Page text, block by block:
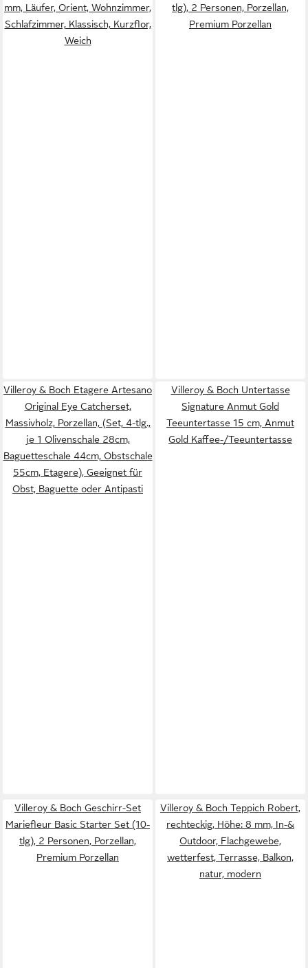
mm, Läufer, Orient, Wohnzimmer,
Schlafzimmer, Klassisch, Kurzflor,
Weich
tlg), 2 Personen, Porzellan,
Premium Porzellan
Villeroy & Boch Etagere Artesano
Original Eye Catcherset,
Massivholz, Porzellan, (Set, 4-tlg.,
je 1 Olivenschale 28cm,
Baguetteschale 44cm, Obstschale
55cm, Etagere), Geeignet für
Obst, Baguette oder Antipasti
Villeroy & Boch Untertasse
Signature Anmut Gold
Teeuntertasse 15 cm, Anmut
Gold Kaffee-/Teeuntertasse
Villeroy & Boch Geschirr-Set
Mariefleur Basic Starter Set (10-
tlg), 2 Personen, Porzellan,
Premium Porzellan
Villeroy & Boch Teppich Robert,
rechteckig, Höhe: 8 mm, In-&
Outdoor, Flachgewebe,
wetterfest, Terrasse, Balkon,
natur, modern